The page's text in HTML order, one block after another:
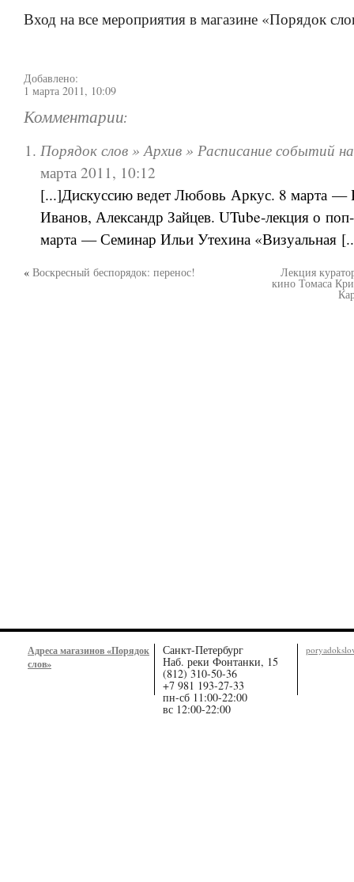
Вход на все мероприятия в магазине «Порядок
Добавлено:
1 марта 2011, 10:09
Комментарии:
Порядок слов » Архив » Расписание событий
марта 2011, 10:12
[...]Дискуссию ведет Любовь Аркус. 8 марта —
Иванов, Александр Зайцев. UTube-лекция о
марта — Семинар Ильи Утехина «Визуальная
« Воскресный беспорядок: перенос! Лекция
кино Томаса
Адреса магазинов «Порядок
слов»
Санкт-Петербург
Наб. реки Фонтанки, 15
(812) 310-50-36
+7 981 193-27-33
пн-сб 11:00-22:00
вс 12:00-22:00